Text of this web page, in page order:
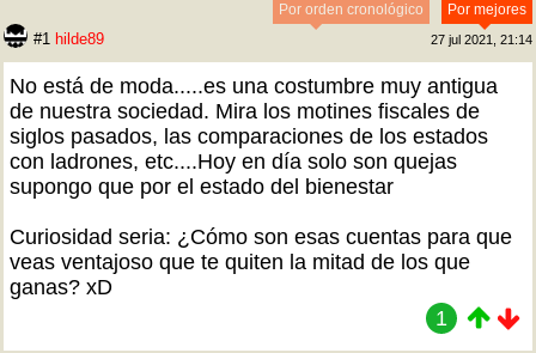
Por mejores
Por orden cronológico
#1 hilde89 27 jul 2021, 21:14
No está de moda.....es una costumbre muy antigua
de nuestra sociedad. Mira los motines fiscales de
siglos pasados, las comparaciones de los estados
con ladrones, etc....Hoy en día solo son quejas
supongo que por el estado del bienestar
Curiosidad seria: ¿Cómo son esas cuentas para que
veas ventajoso que te quiten la mitad de los que
ganas? xD
1